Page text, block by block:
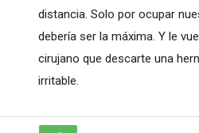
distancia. Solo por ocupar
debería ser la máxima. Y le
cirujano que descarte una
irritable.